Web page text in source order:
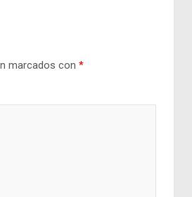
marcados con *